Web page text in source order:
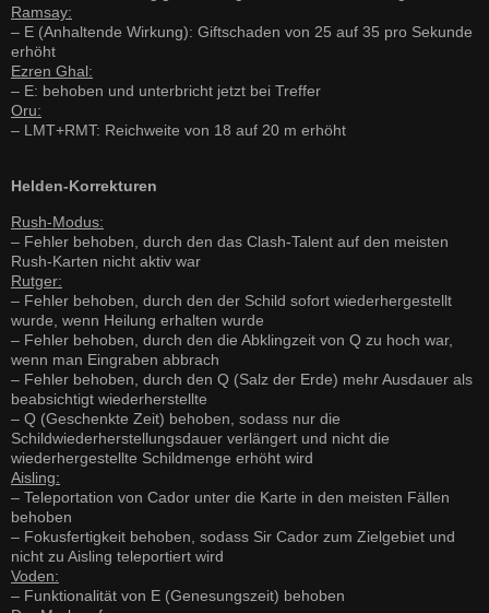
Ramsay:
– E (Anhaltende Wirkung): Giftschaden von 25 auf 35 pro Sekunde
erhöht
Ezren Ghal:
– E: behoben und unterbricht jetzt bei Treffer
Oru:
– LMT+RMT: Reichweite von 18 auf 20 m erhöht
Helden-Korrekturen
Rush-Modus:
– Fehler behoben, durch den das Clash-Talent auf den meisten
Rush-Karten nicht aktiv war
Rutger:
– Fehler behoben, durch den der Schild sofort wiederhergestellt
wurde, wenn Heilung erhalten wurde
– Fehler behoben, durch den die Abklingzeit von Q zu hoch war,
wenn man Eingraben abbrach
– Fehler behoben, durch den Q (Salz der Erde) mehr Ausdauer als
beabsichtigt wiederherstellte
– Q (Geschenkte Zeit) behoben, sodass nur die
Schildwiederherstellungsdauer verlängert und nicht die
wiederhergestellte Schildmenge erhöht wird
Aisling:
– Teleportation von Cador unter die Karte in den meisten Fällen
behoben
– Fokusfertigkeit behoben, sodass Sir Cador zum Zielgebiet und
nicht zu Aisling teleportiert wird
Voden:
– Funktionalität von E (Genesungszeit) behoben